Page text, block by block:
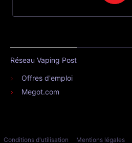
Réseau Vaping Post
Offres d'emploi
Megot.com
Conditions d'utilisation Mentions légales